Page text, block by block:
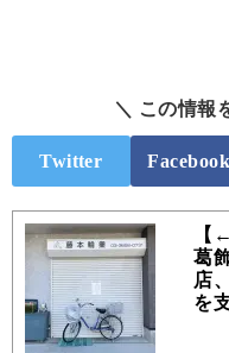
＼ この情報
Twitter Facebook
【
葛
店
を